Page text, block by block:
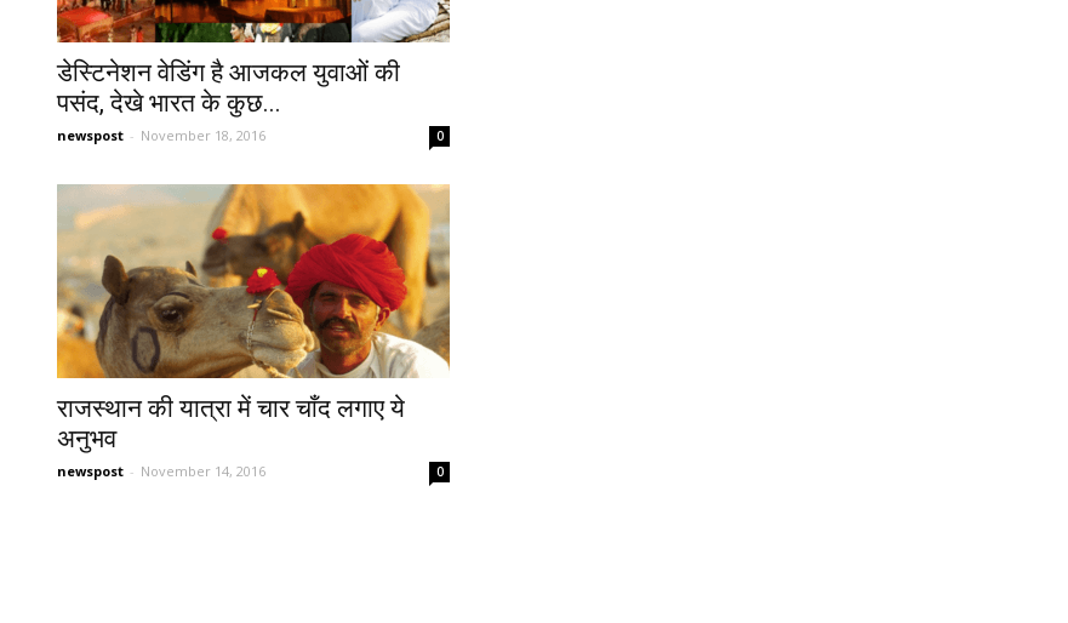
डेस्टिनेशन वेडिंग है आजकल युवाओं की
पसंद, देखे भारत के कुछ...
newspost - November 18, 2016 0
राजस्थान की यात्रा में चार चाँद लगाए ये
अनुभव
newspost - November 14, 2016 0